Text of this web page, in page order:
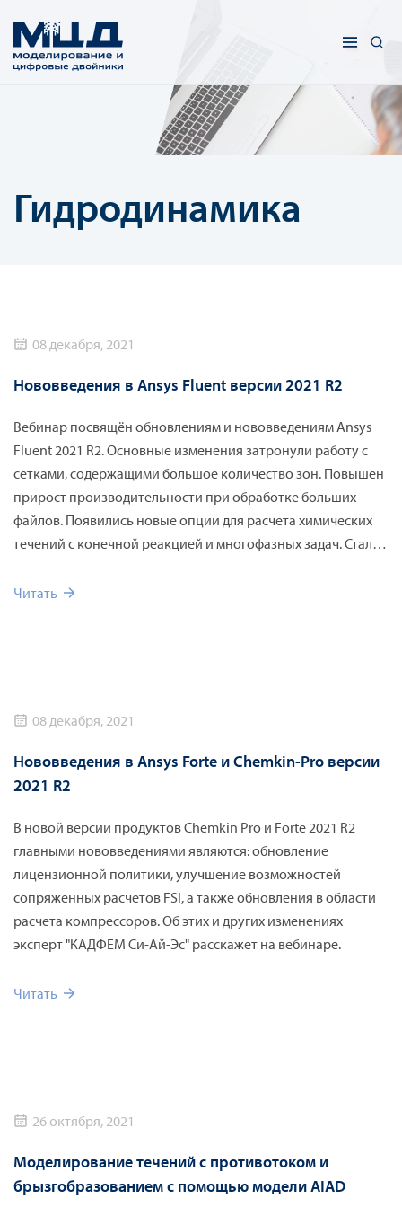
Гидродинамика
08 декабря, 2021
Нововведения в Ansys Fluent версии 2021 R2
Вебинар посвящён обновлениям и нововведениям Ansys
Fluent 2021 R2. Основные изменения затронули работу с
сетками, содержащими большое количество зон. Повышен
прирост производительности при обработке больших
файлов. Появились новые опции для расчета химических
течений с конечной реакцией и многофазных задач. Стали
проектирования систем тепловой защиты.
Читать
08 декабря, 2021
Нововведения в Ansys Forte и Chemkin-Pro версии
2021 R2
В новой версии продуктов Chemkin Pro и Forte 2021 R2
главными нововведениями являются: обновление
лицензионной политики, улучшение возможностей
сопряженных расчетов FSI, а также обновления в области
расчета компрессоров. Об этих и других изменениях
эксперт "КАДФЕМ Си-Ай-Эс" расскажет на вебинаре.
Читать
26 октября, 2021
Моделирование течений с противотоком и
брызгобразованием с помощью модели AIAD